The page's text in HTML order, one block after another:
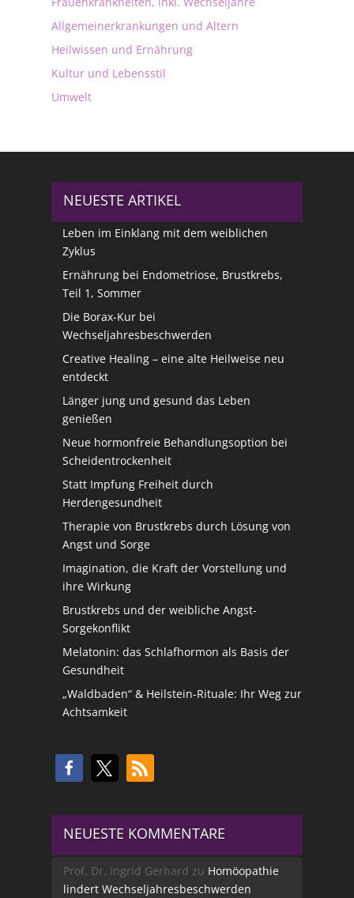
Allgemeinerkrankungen und Altern
Heilwissen und Ernährung
Kultur und Lebensstil
Umwelt
NEUESTE ARTIKEL
Leben im Einklang mit dem weiblichen
Zyklus
Ernährung bei Endometriose, Brustkrebs,
Teil 1, Sommer
Die Borax-Kur bei
Wechseljahresbeschwerden
Creative Healing – eine alte Heilweise neu
entdeckt
Länger jung und gesund das Leben
genießen
Neue hormonfreie Behandlungsoption bei
Scheidentrockenheit
Statt Impfung Freiheit durch
Herdengesundheit
Therapie von Brustkrebs durch Lösung von
Angst und Sorge
Imagination, die Kraft der Vorstellung und
ihre Wirkung
Brustkrebs und der weibliche Angst-
Sorgekonflikt
Melatonin: das Schlafhormon als Basis der
Gesundheit
„Waldbaden“ & Heilstein-Rituale: Ihr Weg zur
Achtsamkeit
NEUESTE KOMMENTARE
Prof. Dr. Ingrid Gerhard zu Homöopathie
lindert Wechseljahresbeschwerden